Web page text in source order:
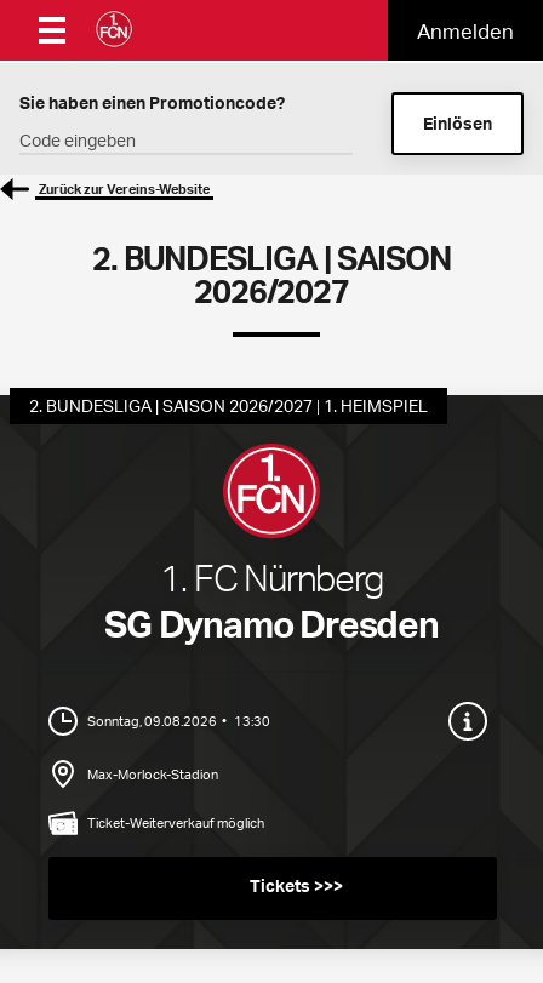
Anmelden
Sie haben einen Promotioncode?
Einlösen
Zurück zur Vereins-Website
2. BUNDESLIGA | SAISON
2026/2027
2. BUNDESLIGA | SAISON 2026/2027 1. HEIMSPIEL
1. FC Nürnberg
SG Dynamo Dresden
Sonntag, 09.08.2026 13:30
Max-Morlock-Stadion
Ticket-Weiterverkauf möglich
Tickets ab 17,50 EUR